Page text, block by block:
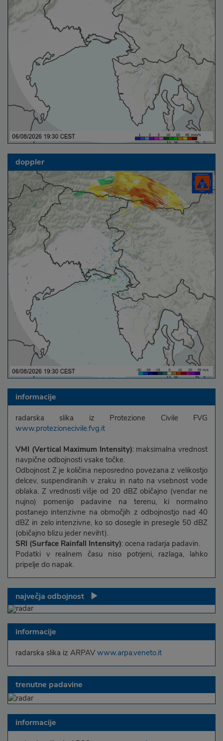
doppler
informacije
radarska slika iz Protezione Civile FVG
www.protezionecivile.fvg.it
VMI (Vertical Maximum Intensity): maksimalna vrednost
navpične odbojnosti vsake točke.
Odbojnost Z je količina neposredno povezana z velikostjo
delcev, suspendiranih v zraku in nato na vsebnost vode
oblaka. Z vrednosti višje od 20 dBZ običajno (vendar ne
nujno) pomenijo padavine na terenu, ki normalno
postanejo intenzivne na območjih z odbojnostjo nad 40
dBZ in zelo intenzivne, ko so dosegle in presegle 50 dBZ
(običajno blizu jeder neviht).
SRI (Surface Rainfall Intensity): ocena radarja padavin.
Podatki v realnem času niso potrjeni, razlaga, lahko
pripelje do napak.
največja odbojnost
informacije
radarska slika iz ARPAV www.arpa.veneto.it
trenutne padavine
informacije